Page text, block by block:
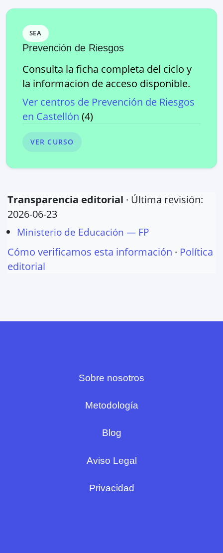
SEA
Prevención de Riesgos
Consulta la ficha completa del ciclo y
la informacion de acceso disponible.
Ver centros de Prevención de Riesgos
en Castellón (4)
VER CURSO
Transparencia editorial · Última revisión:
2026-06-23
Ministerio de Educación — FP
Cómo verificamos esta información · Política
editorial
Sobre nosotros
Metodología
Blog
Aviso Legal
Privacidad